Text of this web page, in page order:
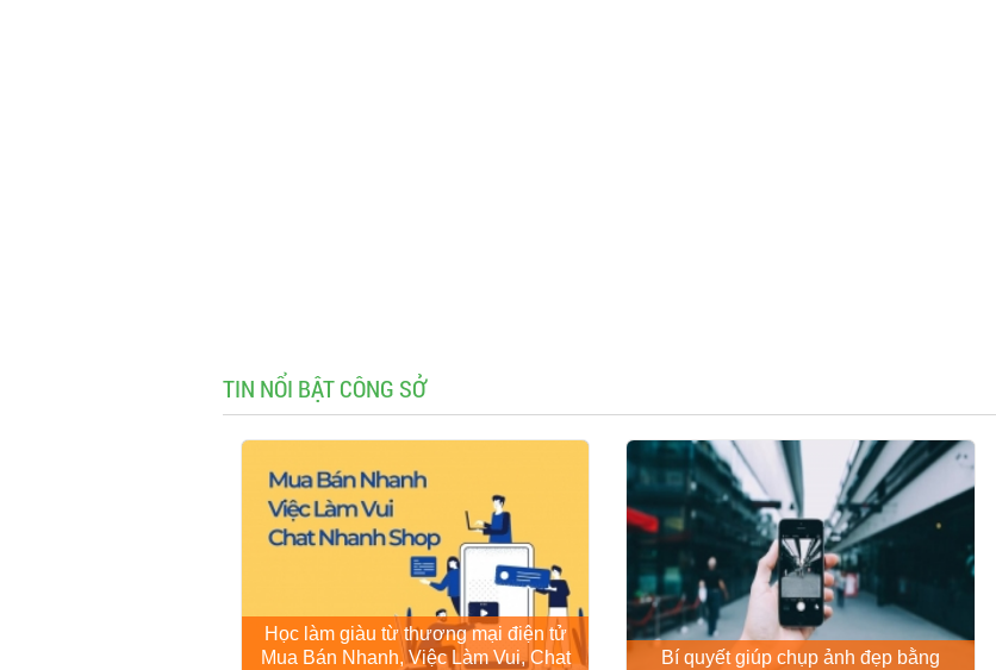
TIN NỔI BẬT CÔNG SỞ
Học làm giàu từ thương mại điện tử
Mua Bán Nhanh, Việc Làm Vui, Chat
Bí quyết giúp chụp ảnh đẹp bằng